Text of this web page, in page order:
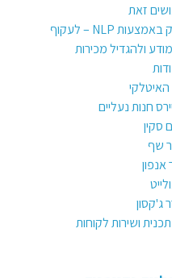
זאת​
שיווק באמצעות NLP – לעקוף
ולהגדיל מכירות
האיטלקי
חנות נעליים
סקין
שף
ג'קסון
ושירות לקוחות